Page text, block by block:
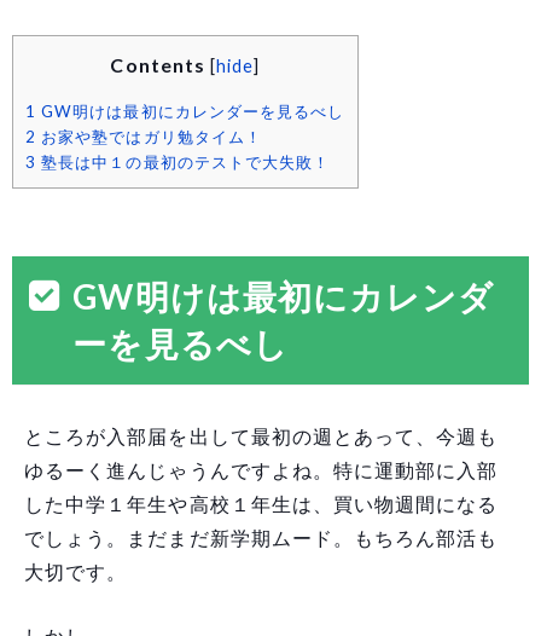
Contents [hide]
1 GW明けは最初にカレンダーを見るべし
2 お家や塾ではガリ勉タイム！
3 塾長は中１の最初のテストで大失敗！
GW明けは最初にカレンダ
ーを見るべし
ところが入部届を出して最初の週とあって、今週も
ゆるーく進んじゃうんですよね。特に運動部に入部
した中学１年生や高校１年生は、買い物週間になる
でしょう。まだまだ新学期ムード。もちろん部活も
大切です。